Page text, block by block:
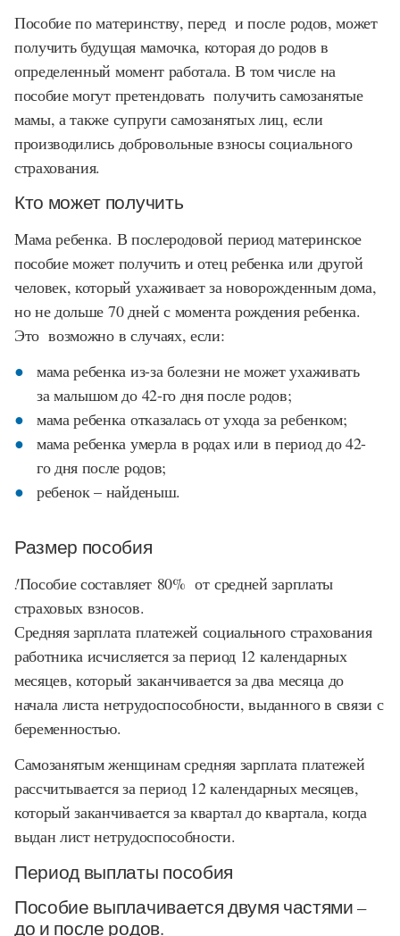
Пособие по материнству, перед и после родов, может
получить будущая мамочка, которая до родов в
определенный момент работала. В том числе на
пособие могут претендовать получить самозанятые
мамы, а также супруги самозанятых лиц, если
производились добровольные взносы социального
страхования.
Кто может получить
Мама ребенка. В послеродовой период материнское
пособие может получить и отец ребенка или другой
человек, который ухаживает за новорожденным дома,
но не дольше 70 дней с момента рождения ребенка.
Это возможно в случаях, если:
мама ребенка из-за болезни не может ухаживать
за малышом до 42-го дня после родов;
мама ребенка отказалась от ухода за ребенком;
мама ребенка умерла в родах или в период до 42-
го дня после родов;
ребенок – найденыш.
Размер пособия
!Пособие составляет 80% от средней зарплаты
страховых взносов.
Средняя зарплата платежей социального страхования
работника исчисляется за период 12 календарных
месяцев, который заканчивается за два месяца до
начала листа нетрудоспособности, выданного в связи с
беременностью.
Самозанятым женщинам средняя зарплата платежей
рассчитывается за период 12 календарных месяцев,
который заканчивается за квартал до квартала, когда
выдан лист нетрудоспособности.
Период выплаты пособия
Пособие выплачивается двумя частями –
до и после родов.